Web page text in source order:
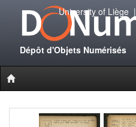
Dépôt d'Objets Numérisés
University of Liège|